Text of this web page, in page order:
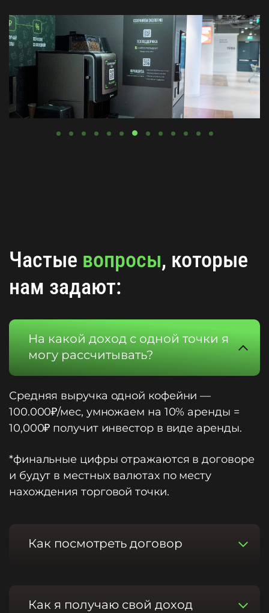
Частые вопросы, которые
нам задают:
На какой доход с одной точки я
могу рассчитывать?
Средняя выручка одной кофейни —
100.000₽/мес, умножаем на 10% аренды =
10,000₽ получит инвестор в виде аренды.
*финальные цифры отражаются в договоре
и будут в местных валютах по месту
нахождения торговой точки.
Как посмотреть договор
Как я получаю свой доход